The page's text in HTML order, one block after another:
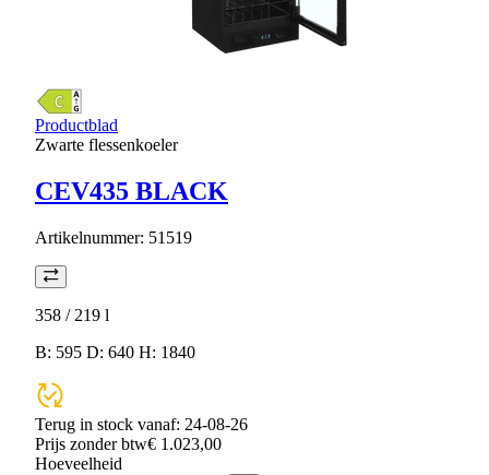
Productblad
Zwarte flessenkoeler
CEV435 BLACK
Artikelnummer: 51519
358 / 219 l
B: 595 D: 640 H: 1840
Terug in stock vanaf: 24-08-26
Prijs zonder btw€ 1.023,00
Hoeveelheid